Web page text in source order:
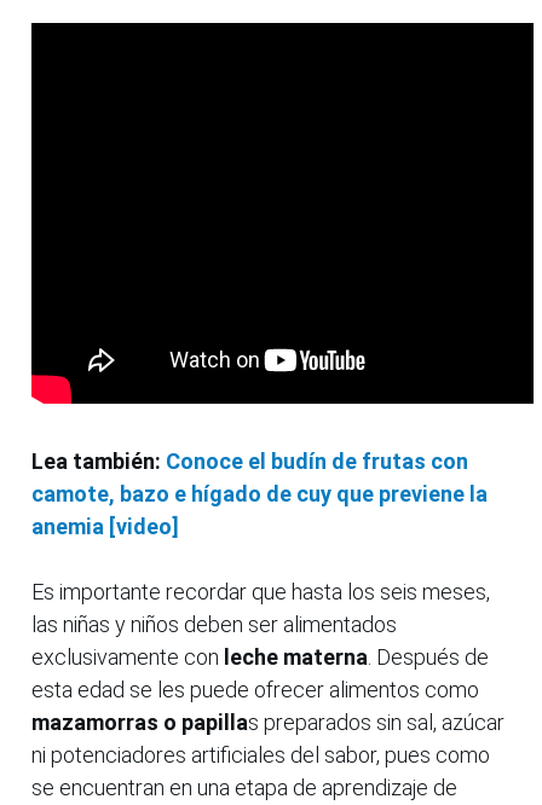
Lea también: Conoce el budín de frutas con
camote, bazo e hígado de cuy que previene la
anemia [video]
Es importante recordar que hasta los seis meses,
las niñas y niños deben ser alimentados
exclusivamente con leche materna. Después de
esta edad se les puede ofrecer alimentos como
mazamorras o papillas preparados sin sal, azúcar
ni potenciadores artificiales del sabor, pues como
se encuentran en una etapa de aprendizaje de